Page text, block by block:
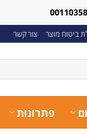
ביטוח מוצר צור קשר
פתרונות